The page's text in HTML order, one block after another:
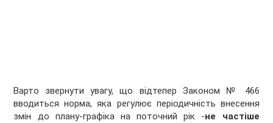
Варто звернути увагу, що відтепер Законом № 466
вводиться норма, яка регулює періодичність внесення
змін до плану-графіка на поточний рік -не частіше